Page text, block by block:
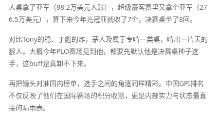
人桌拿了亚军（88.2万美元入账），超级豪客赛里又拿个亚军（27
6.5万美元），算下来今年光冠亚就收了7个，决赛桌坐了8回。
对比Tony的稳、丁彪的炸，茅人及属于专啃一类桌，啃出一片天的
狠人。大概今年PLO赛场见到他，都要先默认他是决赛桌种子选
手，这buff是真卸不下来。
再把镜头对准国内榜单，选手之间的角逐同样精彩。中国GPI排名
不仅反映了他们在国际赛场的积分收割，更是内部实力与状态最直
接的晴雨表。